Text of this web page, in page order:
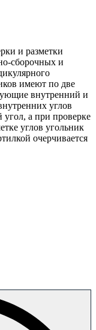
и разметки
сборочных и
имеют по две
внутренний и
углов
угол, а при проверке
углов угольник
очерчивается